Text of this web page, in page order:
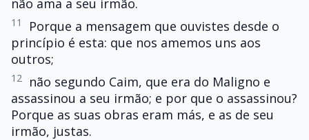
não ama a seu irmão.
11
Porque a mensagem que ouvistes desde o
princípio é esta: que nos amemos uns aos
outros;
12
não segundo Caim, que era do Maligno e
assassinou a seu irmão; e por que o assassinou?
Porque as suas obras eram más, e as de seu
irmão, justas.